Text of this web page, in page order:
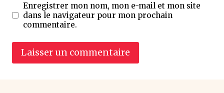
Enregistrer mon nom, mon e-mail et mon site
dans le navigateur pour mon prochain
commentaire.